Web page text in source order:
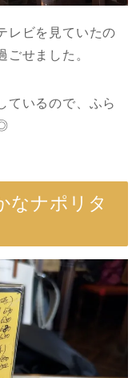
レビを見ていたの
ごせました。
ているので、ふら
なナポリタ